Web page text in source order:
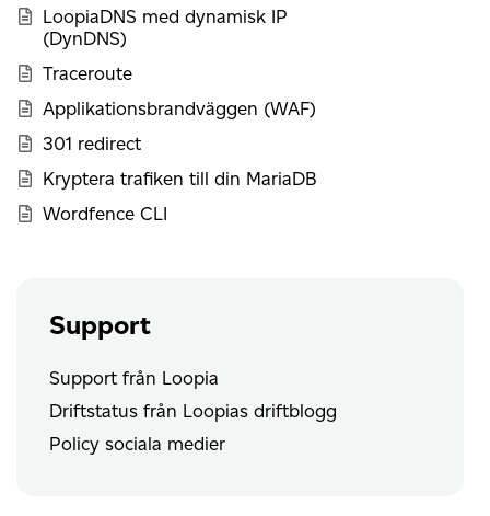
LoopiaDNS med dynamisk IP
(DynDNS)
Traceroute
Applikationsbrandväggen (WAF)
301 redirect
Kryptera trafiken till din MariaDB
Wordfence CLI
Support
Support från Loopia
Driftstatus från Loopias driftblogg
Policy sociala medier